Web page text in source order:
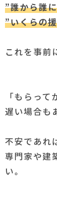
”誰から誰
”いくらの
これを事前
「もらっ
遅い場合も
不安であれ
専門家や建
い。